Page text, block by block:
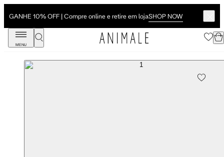
GANHE 10% OFF | Compre online e retire em lojaSHOP NOW
MENU